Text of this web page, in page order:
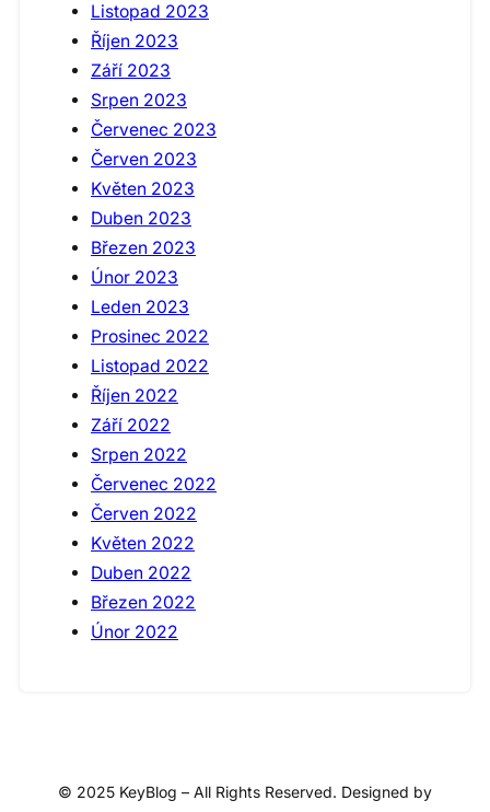
Listopad 2023
Říjen 2023
Září 2023
Srpen 2023
Červenec 2023
Červen 2023
Květen 2023
Duben 2023
Březen 2023
Únor 2023
Leden 2023
Prosinec 2022
Listopad 2022
Říjen 2022
Září 2022
Srpen 2022
Červenec 2022
Červen 2022
Květen 2022
Duben 2022
Březen 2022
Únor 2022
© 2025 KeyBlog – All Rights Reserved. Designed by